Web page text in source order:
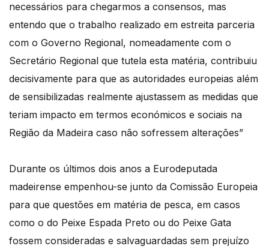
necessários para chegarmos a consensos, mas
entendo que o trabalho realizado em estreita parceria
com o Governo Regional, nomeadamente com o
Secretário Regional que tutela esta matéria, contribuiu
decisivamente para que as autoridades europeias além
de sensibilizadas realmente ajustassem as medidas que
teriam impacto em termos económicos e sociais na
Região da Madeira caso não sofressem alterações”
Durante os últimos dois anos a Eurodeputada
madeirense empenhou-se junto da Comissão Europeia
para que questões em matéria de pesca, em casos
como o do Peixe Espada Preto ou do Peixe Gata
fossem consideradas e salvaguardadas sem prejuízo